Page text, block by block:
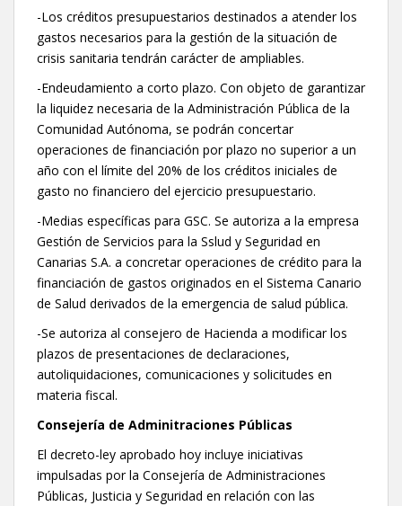
-Los créditos presupuestarios destinados a atender los
gastos necesarios para la gestión de la situación de
crisis sanitaria tendrán carácter de ampliables.
-Endeudamiento a corto plazo. Con objeto de garantizar
la liquidez necesaria de la Administración Pública de la
Comunidad Autónoma, se podrán concertar
operaciones de financiación por plazo no superior a un
año con el límite del 20% de los créditos iniciales de
gasto no financiero del ejercicio presupuestario.
-Medias específicas para GSC. Se autoriza a la empresa
Gestión de Servicios para la Sslud y Seguridad en
Canarias S.A. a concretar operaciones de crédito para la
financiación de gastos originados en el Sistema Canario
de Salud derivados de la emergencia de salud pública.
-Se autoriza al consejero de Hacienda a modificar los
plazos de presentaciones de declaraciones,
autoliquidaciones, comunicaciones y solicitudes en
materia fiscal.
Consejería de Adminitraciones Públicas
El decreto-ley aprobado hoy incluye iniciativas
impulsadas por la Consejería de Administraciones
Públicas, Justicia y Seguridad en relación con las